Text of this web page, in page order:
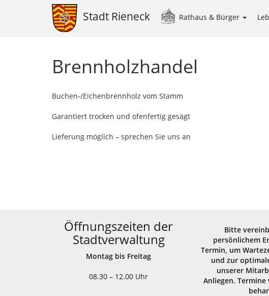
Stadt Rieneck
Main
navigation
Rathaus & Bürger
Brennholzhandel
Buchen-/Eichenbrennholz vom Stamm
Garantiert trocken und ofenfertig gesägt
Lieferung möglich – sprechen Sie uns an
Öffnungszeiten der
Stadtverwaltung
Montag bis Freitag
08.30 – 12.00 Uhr
Bitte
persönlichem
Termin, um
und zur
unserer
Anliegen.